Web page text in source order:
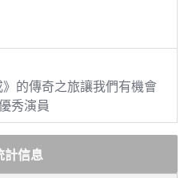
的傳奇之旅讓我們有機會
秀演員
計信息